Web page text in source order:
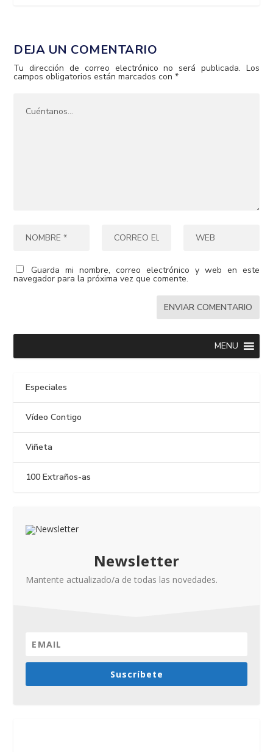
DEJA UN COMENTARIO
Tu dirección de correo electrónico no será publicada. Los
campos obligatorios están marcados con*
Guarda mi nombre, correo electrónico y web en este
navegador para la próxima vez que comente.
MENU
Especiales
Vídeo Contigo
Viñeta
100 Extraños-as
Newsletter
Mantente actualizado/a de todas las novedades.
Suscríbete